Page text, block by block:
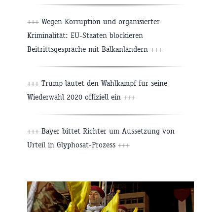
+++ Wegen Korruption und organisierter
Kriminalität: EU-Staaten blockieren
Beitrittsgespräche mit Balkanländern +++
+++ Trump läutet den Wahlkampf für seine
Wiederwahl 2020 offiziell ein +++
+++ Bayer bittet Richter um Aussetzung von
Urteil in Glyphosat-Prozess +++